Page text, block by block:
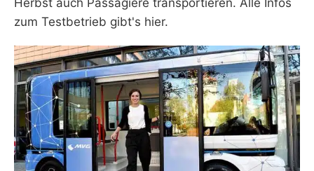
Herbst auch Passagiere transportieren. Alle Infos
zum Testbetrieb gibt's hier.